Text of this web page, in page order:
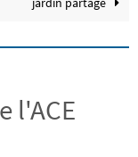
jardin partagé
l'ACE